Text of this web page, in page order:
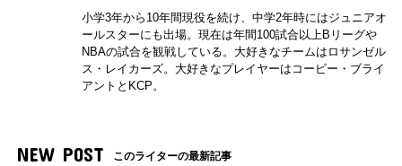
小学3年から10年間現役を続け、中学2年時にはジュニアオ
ールスターにも出場。現在は年間100試合以上Bリーグや
NBAの試合を観戦している。大好きなチームはロサンゼル
ス・レイカーズ。大好きなプレイヤーはコービー・ブライ
アントとKCP。
NEW POST このライターの最新記事